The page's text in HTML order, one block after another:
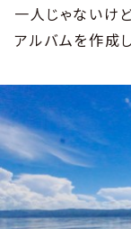
一人じゃないけ
アルバムを作成